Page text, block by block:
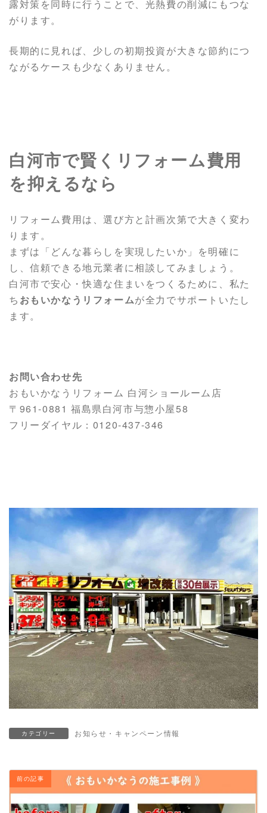
露対策を同時に行うことで、光熱費の削減にもつな
がります。
長期的に見れば、少しの初期投資が大きな節約につ
ながるケースも少なくありません。
白河市で賢くリフォーム費用
を抑えるなら
リフォーム費用は、選び方と計画次第で大きく変わ
ります。
まずは「どんな暮らしを実現したいか」を明確に
し、信頼できる地元業者に相談してみましょう。
白河市で安心・快適な住まいをつくるために、私た
ち おもいかなうリフォームが全力でサポートいたし
ます。
お問い合わせ先
おもいかなうリフォーム 白河ショールーム店
〒961-0881 福島県白河市与惣小屋58
フリーダイヤル：0120-437-346
カテゴリー お知らせ・キャンペーン情報
前の記事